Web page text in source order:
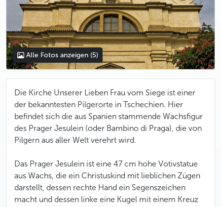
Alle Fotos anzeigen (5)
Die Kirche Unserer Lieben Frau vom Siege ist einer
der bekanntesten Pilgerorte in Tschechien. Hier
befindet sich die aus Spanien stammende Wachsfigur
des Prager Jesulein (oder Bambino di Praga), die von
Pilgern aus aller Welt verehrt wird.
Das Prager Jesulein ist eine 47 cm hohe Votivstatue
aus Wachs, die ein Christuskind mit lieblichen Zügen
darstellt, dessen rechte Hand ein Segenszeichen
macht und dessen linke eine Kugel mit einem Kreuz